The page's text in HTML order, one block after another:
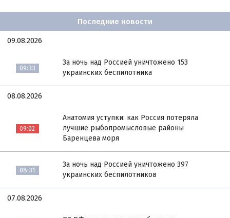
Последние новости
09.08.2026
09:33
За ночь над Россией уничтожено 153
украинских беспилотника
08.08.2026
09:02
Анатомия уступки: как Россия потеряла
лучшие рыбопромысловые районы
Баренцева моря
08:31
За ночь над Россией уничтожено 397
украинских беспилотников
07.08.2026